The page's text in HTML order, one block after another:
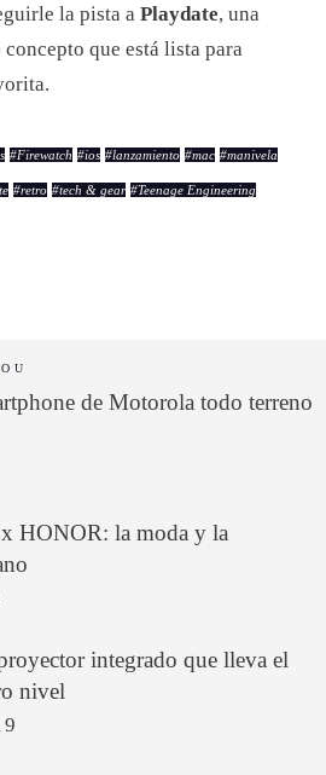
la pista a Playdate, una
que está lista para
#Firewatch #ios #lanzamiento #mac #manivela
#retro #tech & gear #Teenage Engineering
de Motorola todo terreno
HONOR: la moda y la
integrado que lleva el
nivel